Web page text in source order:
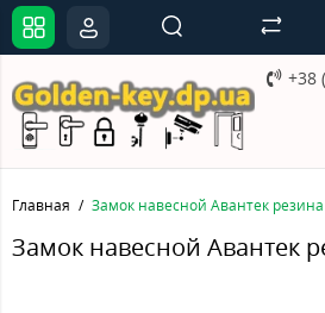
+38
Главная Замок навесной Авантек
Замок навесной Авантек